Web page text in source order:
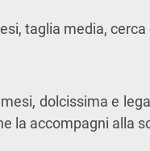
taglia media, cerca
dolcissima e
la accompagni alla